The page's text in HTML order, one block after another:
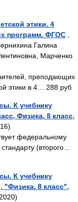
этики. 4
программ. ФГОС
Галина
Марченко
преподающих
этики в 4… 288 руб
К учебнику
Физика. 8 класс,
федеральному
(второго…
К учебнику
"Физика. 8 класс",